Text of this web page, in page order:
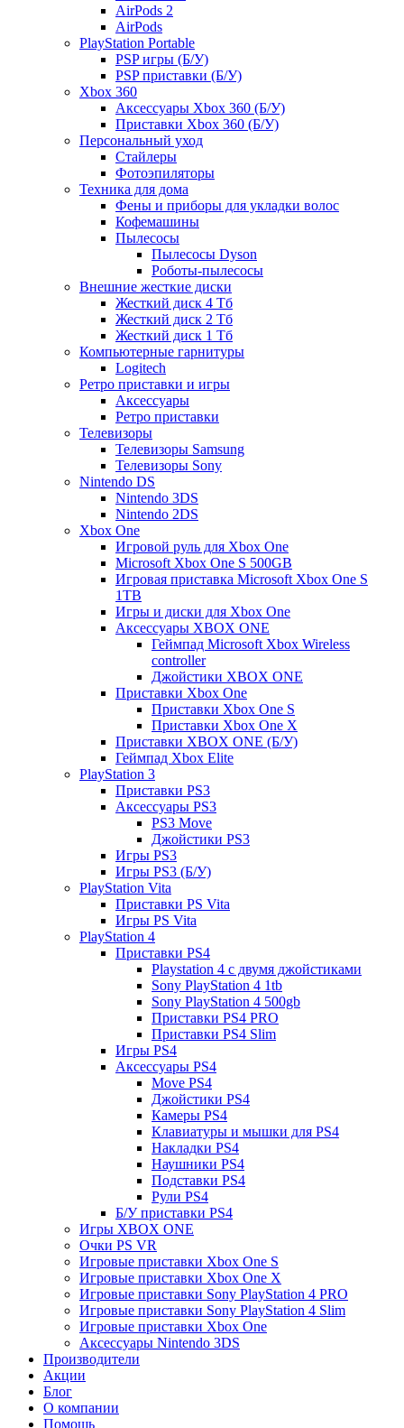
AirPods 2
AirPods
PlayStation Portable
PSP игры (Б/У)
PSP приставки (Б/У)
Xbox 360
Аксессуары Xbox 360 (Б/У)
Приставки Xbox 360 (Б/У)
Персональный уход
Стайлеры
Фотоэпиляторы
Техника для дома
Фены и приборы для укладки волос
Кофемашины
Пылесосы
Пылесосы Dyson
Роботы-пылесосы
Внешние жесткие диски
Жесткий диск 4 Тб
Жесткий диск 2 Тб
Жесткий диск 1 Тб
Компьютерные гарнитуры
Logitech
Ретро приставки и игры
Аксессуары
Ретро приставки
Телевизоры
Телевизоры Samsung
Телевизоры Sony
Nintendo DS
Nintendo 3DS
Nintendo 2DS
Xbox One
Игровой руль для Xbox One
Microsoft Xbox One S 500GB
Игровая приставка Microsoft Xbox One S
1TB
Игры и диски для Xbox One
Аксессуары XBOX ONE
Геймпад Microsoft Xbox Wireless
controller
Джойстики XBOX ONE
Приставки Xbox One
Приставки Xbox One S
Приставки Xbox One X
Приставки XBOX ONE (Б/У)
Геймпад Xbox Elite
PlayStation 3
Приставки PS3
Аксессуары PS3
PS3 Move
Джойстики PS3
Игры PS3
Игры PS3 (Б/У)
PlayStation Vita
Приставки PS Vita
Игры PS Vita
PlayStation 4
Приставки PS4
Playstation 4 с двумя джойстиками
Sony PlayStation 4 1tb
Sony PlayStation 4 500gb
Приставки PS4 PRO
Приставки PS4 Slim
Игры PS4
Аксессуары PS4
Move PS4
Джойстики PS4
Камеры PS4
Клавиатуры и мышки для PS4
Накладки PS4
Наушники PS4
Подставки PS4
Рули PS4
Б/У приставки PS4
Игры XBOX ONE
Очки PS VR
Игровые приставки Xbox One S
Игровые приставки Xbox One X
Игровые приставки Sony PlayStation 4 PRO
Игровые приставки Sony PlayStation 4 Slim
Игровые приставки Xbox One
Аксессуары Nintendo 3DS
Производители
Акции
Блог
О компании
Помощь